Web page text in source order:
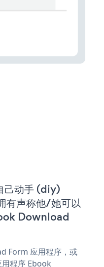
己动手 (diy)
声称他/她可以
Download
Form 应用程序，或
程序 Ebook